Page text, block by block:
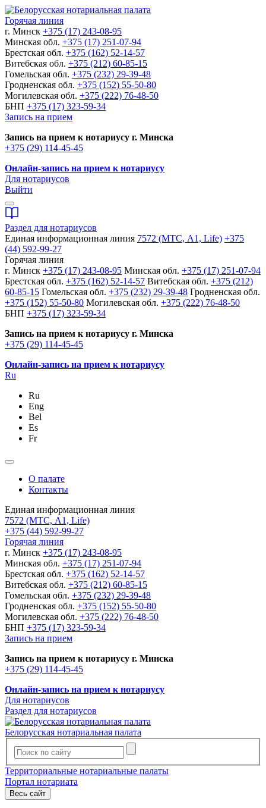
Горячая линия
г. Минск +375 (17) 243-08-95
Минская обл. +375 (17) 251-07-94
Брестская обл. +375 (162) 52-14-57
Витебская обл. +375 (212) 60-85-15
Гомельская обл. +375 (232) 29-39-48
Гродненская обл. +375 (152) 55-50-80
Могилевская обл. +375 (222) 76-48-50
БНП +375 (17) 323-59-34
Запись на прием
Запись на прием к нотариусу г. Минска
+375 (29) 114-45-45
Онлайн-запись на прием к нотариусу
Для нотариусов
Выйти
Раздел для нотариусов
Единая информационная линия 7572 (МТС, A1, Life) +375
(44) 592-99-27
Горячая линия
г. Минск +375 (17) 243-08-95 Минская обл. +375 (17) 251-07-94
Брестская обл. +375 (162) 52-14-57 Витебская обл. +375 (212)
60-85-15 Гомельская обл. +375 (232) 29-39-48 Гродненская обл.
+375 (152) 55-50-80 Могилевская обл. +375 (222) 76-48-50
БНП +375 (17) 323-59-34
Запись на прием к нотариусу г. Минска
+375 (29) 114-45-45
Онлайн-запись на прием к нотариусу
Ru
Ru
Eng
Bel
Es
Fr
О палате
Контакты
Единая информационная линия
7572 (МТС, A1, Life)
+375 (44) 592-99-27
Горячая линия
г. Минск +375 (17) 243-08-95
Минская обл. +375 (17) 251-07-94
Брестская обл. +375 (162) 52-14-57
Витебская обл. +375 (212) 60-85-15
Гомельская обл. +375 (232) 29-39-48
Гродненская обл. +375 (152) 55-50-80
Могилевская обл. +375 (222) 76-48-50
БНП +375 (17) 323-59-34
Запись на прием
Запись на прием к нотариусу г. Минска
+375 (29) 114-45-45
Онлайн-запись на прием к нотариусу
Для нотариусов
Раздел для нотариусов
Белорусская нотариальная палата
Территориальные нотариальные палаты
Портал нотариата
Весь сайт